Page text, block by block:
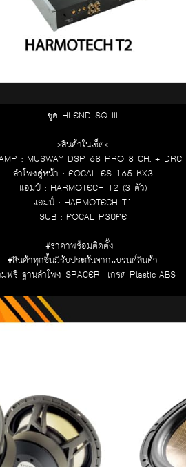
ชุด HI-END SQ III
--->สินค้าในเซ็ต<---
: MUSWAY DSP 68 PRO 8 CH. + DRC1
ลำโพงคู่หน้า : FOCAL ES 165 KX3
แอมป์ : HARMOTECH T2 (3 ตัว)
แอมป์ : HARMOTECH T1
SUB : FOCAL P30FE
#ราคาพร้อมติดตั้ง
#สินค้าทุกชิ้นมีรับประกันจากแบรนด์สินค้า
ฟรี ฐานลำโพง SPACER เกรด PlasticABS